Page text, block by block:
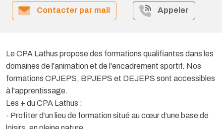
Contacter par mail Appeler
Le CPA Lathus propose des formations qualifiantes dans les
domaines de l'animation et de l'encadrement sportif. Nos
formations CPJEPS, BPJEPS et DEJEPS sont accessibles
à l'apprentissage.
Les + du CPA Lathus :
- Profiter d’un lieu de formation situé au cœur d’une base de